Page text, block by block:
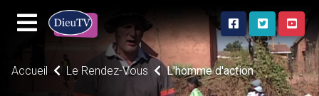
Accueil Le Rendez-Vous L'homme d'action